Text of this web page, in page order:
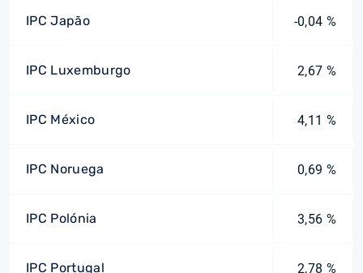
IPC Japão -0,04 %
IPC Luxemburgo 2,67 %
IPC México 4,11 %
IPC Noruega 0,69 %
IPC Polónia 3,56 %
IPC Portugal 2,78 %